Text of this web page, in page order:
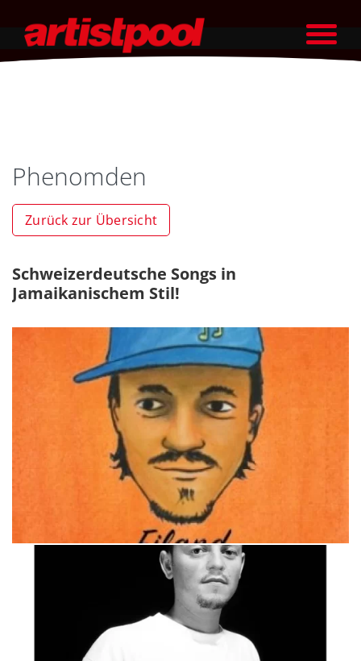
Phenomden
Zurück zur Übersicht
Schweizerdeutsche Songs in
Jamaikanischem Stil!